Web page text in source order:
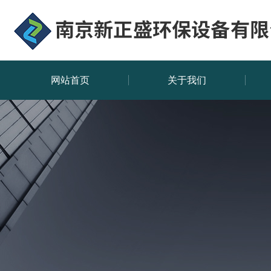
网站首页 关于我们